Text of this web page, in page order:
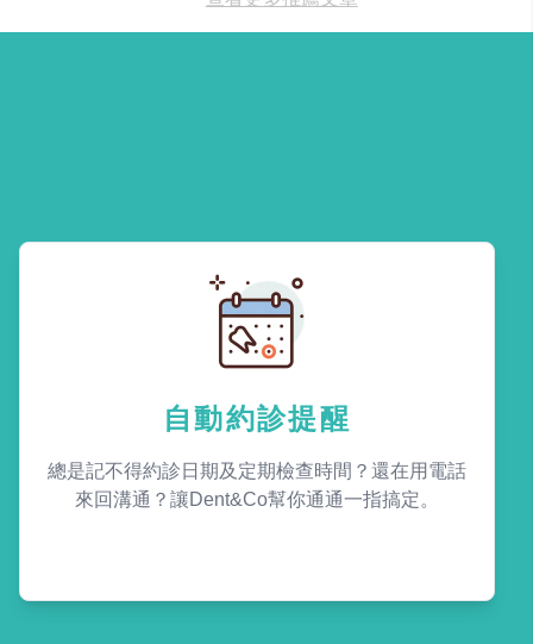
自動約診提醒
總是記不得約診日期及定期檢查時間？還在用電話
來回溝通？讓Dent&Co幫你通通一指搞定。